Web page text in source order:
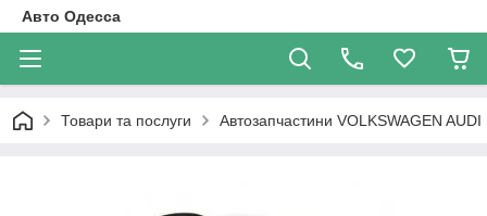
Авто Одесса
Товари та послуги Автозапчастини VOLKSWAGEN AUDI